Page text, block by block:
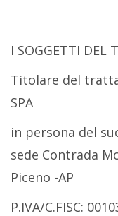
I SOGGETTI DEL
Titolare del
SPA
in persona del
sede Contrada
Piceno -AP
P.IVA/C.FISC: